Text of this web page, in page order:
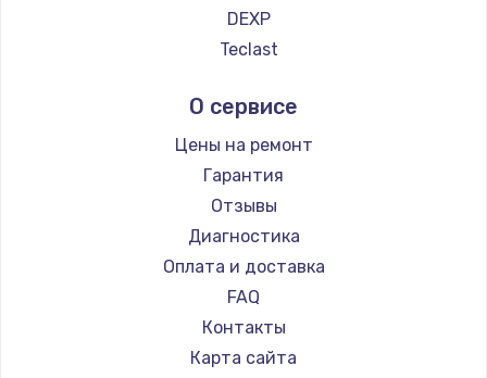
DEXP
Teclast
Beelink
CHUWI
О сервисе
Цены на ремонт
Гарантия
Отзывы
Диагностика
Оплата и доставка
FAQ
Контакты
Карта сайта